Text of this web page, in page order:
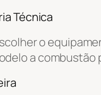
Técnica
o
a